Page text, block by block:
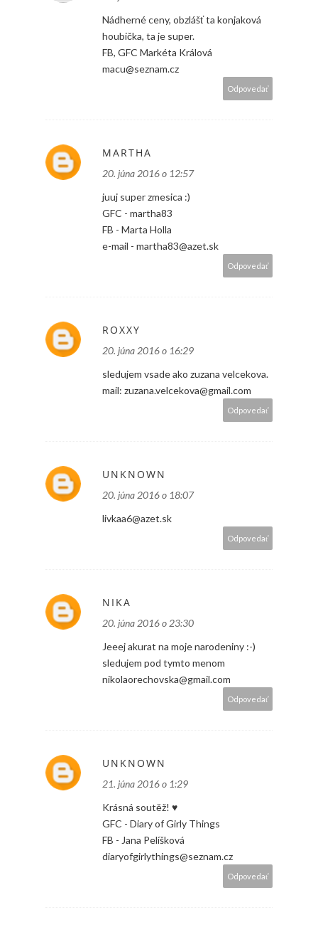
Nádherné ceny, obzlášť ta konjaková
houbička, ta je super.
FB, GFC Markéta Králová
macu@seznam.cz
Odpovedať
MARTHA
20. júna 2016 o 12:57
juuj super zmesica :)
GFC - martha83
FB - Marta Holla
e-mail - martha83@azet.sk
Odpovedať
ROXXY
20. júna 2016 o 16:29
sledujem vsade ako zuzana velcekova.
mail: zuzana.velcekova@gmail.com
Odpovedať
UNKNOWN
20. júna 2016 o 18:07
livkaa6@azet.sk
Odpovedať
NIKA
20. júna 2016 o 23:30
Jeeej akurat na moje narodeniny :-)
sledujem pod tymto menom
nikolaorechovska@gmail.com
Odpovedať
UNKNOWN
21. júna 2016 o 1:29
Krásná soutěž! ♥
GFC - Diary of Girly Things
FB - Jana Pelíšková
diaryofgirlythings@seznam.cz
Odpovedať